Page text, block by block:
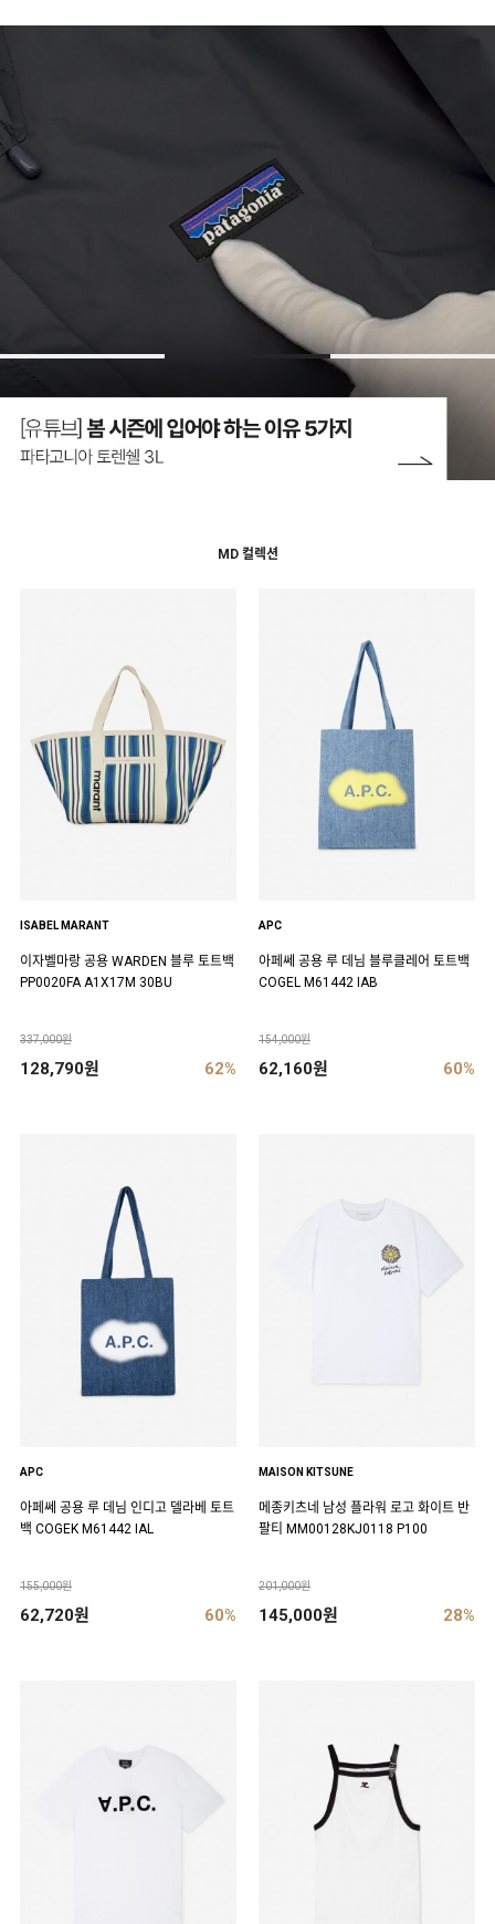
MD 컬렉션
ISABEL MARANT
이자벨마랑 공용 WARDEN 블루 토트백
PP0020FA A1X17M 30BU
337,000원
128,790원 62%
APC
아페쎄 공용 루 데님 블루클레어 토트백
COGEL M61442 IAB
154,000원
62,160원 60%
APC
아페쎄 공용 루 데님 인디고 델라베 토트
백 COGEK M61442 IAL
155,000원
62,720원 60%
MAISON KITSUNE
메종키츠네 남성 플라워 로고 화이트 반
팔티 MM00128KJ0118 P100
201,000원
145,000원 28%